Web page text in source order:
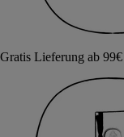
Gratis Lieferung ab 99€